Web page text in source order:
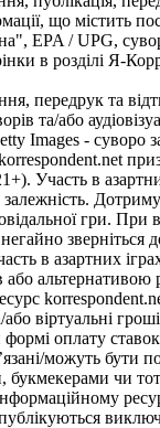
що містить
EPA / UPG,
в розділі Я-
передрук та
та/або
Images - суворо
Участь в
залежність.
гри. При
зверніться
в азартних
або альтернативою
або віртуальні
формі оплату
можуть бути
букмекерами чи